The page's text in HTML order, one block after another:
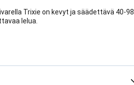
Trixie on kevyt ja säädettävä 40-98
lelua.